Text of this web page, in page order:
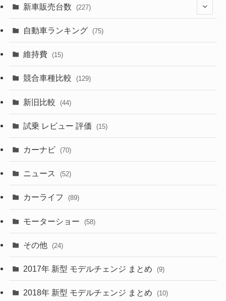
(357)
(328)
(253)
(242)
(85)
(84)
(50)
(43)
(6)
(9)
(58)
(28)
(27)
(26)
(28)
(8)
(3)
(3)
新車販売台数 (227)
(21)
(5)
(7)
自動車ランキング (75)
維持費 (15)
競合車種比較 (129)
新旧比較 (44)
試乗 レビュー 評価 (15)
カーナビ (70)
ニュース (52)
カーライフ (89)
モーターショー (58)
その他 (24)
2017年 新型 モデルチェンジ まとめ (9)
2018年 新型 モデルチェンジ まとめ (10)